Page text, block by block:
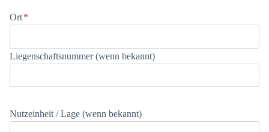
Ort*
Liegenschaftsnummer (wenn bekannt)
Nutzeinheit / Lage (wenn bekannt)